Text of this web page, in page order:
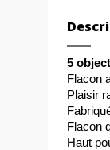
5
Flacon
Plaisir
Flacon
Haut